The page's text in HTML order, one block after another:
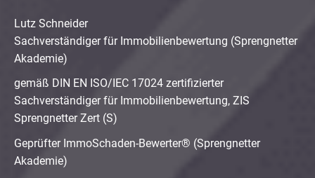
Lutz Schneider
Sachverständiger für Immobilienbewertung (Sprengnetter
Akademie)
gemäß DIN EN ISO/IEC 17024 zertifizierter
Sachverständiger für Immobilienbewertung, ZIS
Sprengnetter Zert (S)
Geprüfter ImmoSchaden-Bewerter® (Sprengnetter
Akademie)